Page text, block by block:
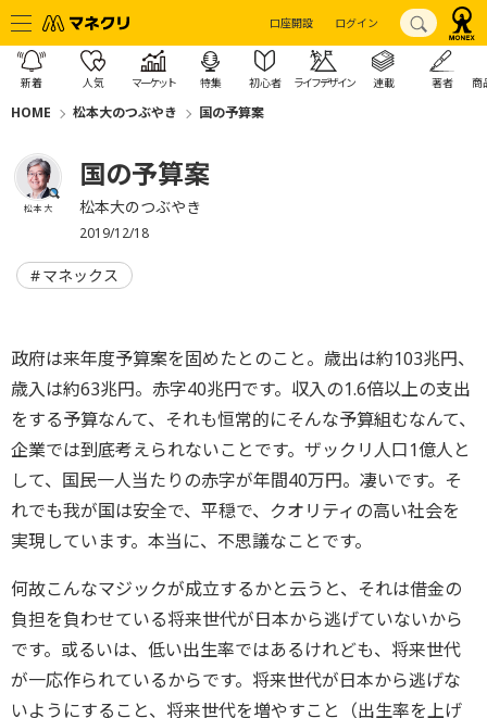
口座開設 ログイン
新着 人気 マーケット 特集 初心者 ライフデザイン 連載 著者 商
HOME 松本大のつぶやき 国の予算案
松本 大
国の予算案
松本大のつぶやき
2019/12/18
マネックス
政府は来年度予算案を固めたとのこと。歳出は約103兆円、
歳入は約63兆円。赤字40兆円です。収入の1.6倍以上の支出
をする予算なんて、それも恒常的にそんな予算組むなんて、
企業では到底考えられないことです。ザックリ人口1億人と
して、国民一人当たりの赤字が年間40万円。凄いです。そ
れでも我が国は安全で、平穏で、クオリティの高い社会を
実現しています。本当に、不思議なことです。
何故こんなマジックが成立するかと云うと、それは借金の
負担を負わせている将来世代が日本から逃げていないから
です。或るいは、低い出生率ではあるけれども、将来世代
が一応作られているからです。将来世代が日本から逃げな
いようにすること、将来世代を増やすこと（出生率を上げ